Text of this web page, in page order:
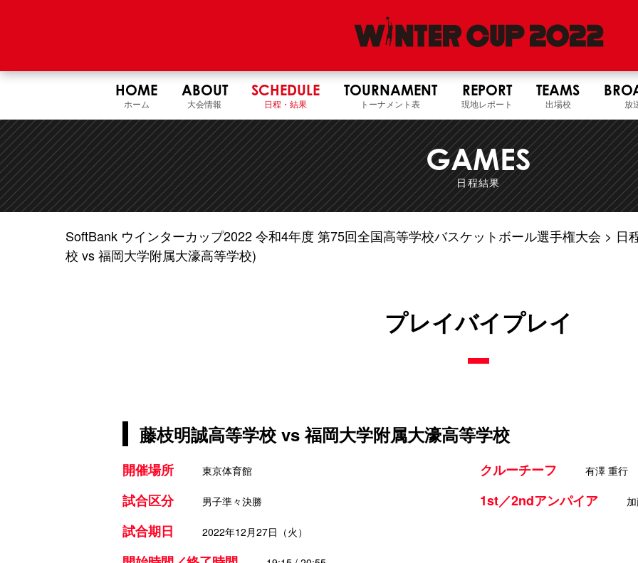
HOME
ホーム
ABOUT
大会情報
SCHEDULE
日程・結果
TOURNAMENT
トーナメント表
REPORT
現地レポート
TEAMS
出場校 放
GAMES
日程結果
SoftBank ウインターカップ2022 令和4年度 第75回全国高等学校バスケットボール選手権大会 日
校 vs 福岡大学附属大濠高等学校)
プレイバイプレイ
藤枝明誠高等学校 vs 福岡大学附属大濠高等学校
開催場所 東京体育館
試合区分 男子準々決勝
試合期日 2022年12月27日（火）
クルーチーフ 有澤 重行
1st／2ndアンパイア